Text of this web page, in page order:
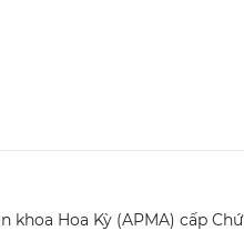
khoa Hoa Kỳ (APMA) cấp